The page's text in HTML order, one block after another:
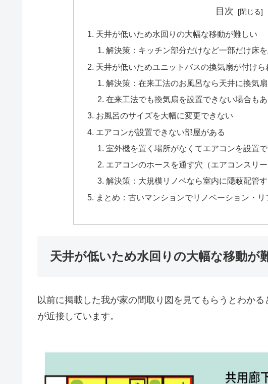
目次
天井が低いため水回りの大幅な移動が難しい
解決策：キッチン部分だけなど一部だけ床
天井が低いためユニットバスの換気扇が付けら
解決策：在来工法のお風呂なら天井に換気
在来工法でも換気扇を設置できない場合も
お風呂のサイズを大幅に変更できない
エアコンが設置できない部屋がある
室外機を置く場所がなくてエアコンを設置
エアコンのホースを通す穴（エアコンスリ
解決策：大規模リノベなら室内に隠蔽配管
まとめ：古いマンションでリノベーション・
天井が低いため水回りの大幅な移動が
以前に掲載した我が家の間取り図を見てもらうとわか
が近接しています。